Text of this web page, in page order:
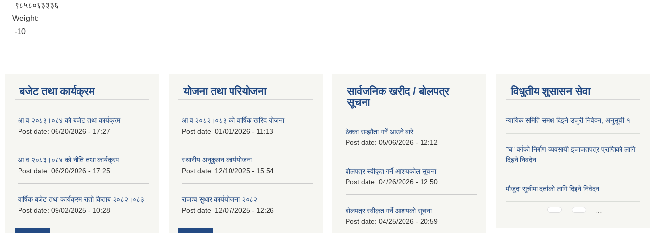
९८५८०६३३३६
Weight:
-10
बजेट तथा कार्यक्रम
आ व २०८३।०८४ को बजेट तथा कार्यक्रम
Post date: 06/20/2026 - 17:27
आ व २०८३।०८४ को नीति तथा कार्यक्रम
Post date: 06/20/2026 - 17:25
वार्षिक बजेट तथा कार्यक्रम रातो किताब २०८२।०८३
Post date: 09/02/2025 - 10:28
योजना तथा परियोजना
आ व २०८२।०८३ को वार्षिक खरिद योजना
Post date: 01/01/2026 - 11:13
स्थानीय अनुकुलन कार्ययोजना
Post date: 12/10/2025 - 15:54
राजश्व सुधार कार्ययोजना २०८२
Post date: 12/07/2025 - 12:26
सार्वजनिक खरीद / बोलपत्र
सूचना
ठेक्का सम्झौता गर्ने आउने बारे
Post date: 05/06/2026 - 12:12
वोलपत्र स्वीकृत गर्ने आशयकोल सूचना
Post date: 04/26/2026 - 12:50
वोलपत्र स्वीकृत गर्ने आशयको सूचना
Post date: 04/25/2026 - 20:59
विधुतीय शुसासन सेवा
न्यायिक समिति समक्ष दिइने उजुरी निवेदन, अनुसूची १
"घ" वर्गको निर्माण व्यवसायी इजाजतपत्र प्राप्तिको लागि
दिइने निवदेन
मौजुदा सूचीमा दर्ताको लागि दिइने निवेदन